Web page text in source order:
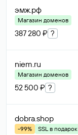
эмж.рф
Магазин доменов
387 280 ₽ ?
niem.ru
Магазин доменов
52 500 ₽ ?
dobra.shop
-99%
SSL в подарок